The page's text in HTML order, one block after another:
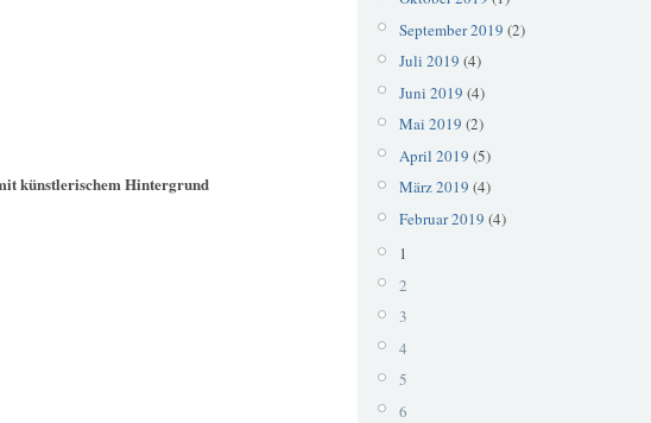
künstlerischem Hintergrund
September 2019 (2)
Juli 2019 (4)
Juni 2019 (4)
Mai 2019 (2)
April 2019 (5)
März 2019 (4)
Februar 2019 (4)
1
2
3
4
5
6